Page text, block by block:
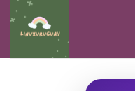
Skip